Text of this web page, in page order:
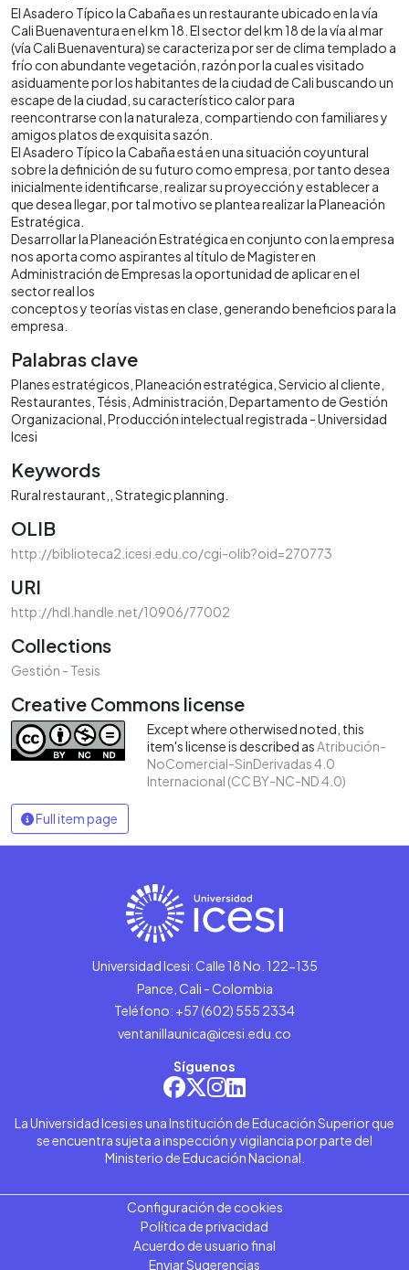
El Asadero Típico la Cabaña es un restaurante ubicado en la vía
Cali Buenaventura en el km 18. El sector del km 18 de la vía al mar
(vía Cali Buenaventura) se caracteriza por ser de clima templado a
frío con abundante vegetación, razón por la cual es visitado
asiduamente por los habitantes de la ciudad de Cali buscando un
escape de la ciudad, su característico calor para
reencontrarse con la naturaleza, compartiendo con familiares y
amigos platos de exquisita sazón.
El Asadero Típico la Cabaña está en una situación coyuntural
sobre la definición de su futuro como empresa, por tanto desea
inicialmente identificarse, realizar su proyección y establecer a
que desea llegar, por tal motivo se plantea realizar la Planeación
Estratégica.
Desarrollar la Planeación Estratégica en conjunto con la empresa
nos aporta como aspirantes al título de Magister en
Administración de Empresas la oportunidad de aplicar en el
sector real los
conceptos y teorías vistas en clase, generando beneficios para la
empresa.
Palabras clave
Planes estratégicos Planeación estratégica Servicio al cliente
Restaurantes Tésis Administración Departamento de Gestión
Organizacional Producción intelectual registrada - Universidad
Icesi
Keywords
Rural restaurant, Strategic planning.
OLIB
http://biblioteca2.icesi.edu.co/cgi-olib?oid=270773
URI
http://hdl.handle.net/10906/77002
Collections
Gestión - Tesis
Creative Commons license
Except where otherwised noted, this
item's license is described asAtribución-
NoComercial-SinDerivadas 4.0
Internacional (CC BY-NC-ND 4.0)
Full item page
Universidad Icesi: Calle 18 No. 122-135
Pance, Cali - Colombia
Teléfono: +57 (602) 555 2334
ventanillaunica@icesi.edu.co
Síguenos
La Universidad Icesi es una Institución de Educación Superior que
se encuentra sujeta a inspección y vigilancia por parte del
Ministerio de Educación Nacional.
Configuración de cookies
Política de privacidad
Acuerdo de usuario final
Enviar Sugerencias